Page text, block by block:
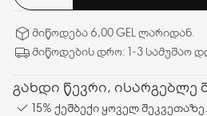
მიწოდება 6,00 GEL ლარიდან.
მიწოდების დრო: 1-3 სამუშაო
გახდი წევრი, ისარგებლე
15% ქეშბექი ყოველ შეკვეთაზე.